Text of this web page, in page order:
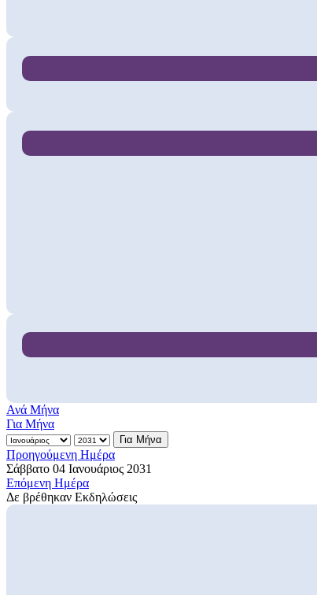
Ανά Μήνα
Για Μήνα
Για Μήνα
Προηγούμενη Ημέρα
Σάββατο 04 Ιανουάριος 2031
Επόμενη Ημέρα
Δε βρέθηκαν Εκδηλώσεις